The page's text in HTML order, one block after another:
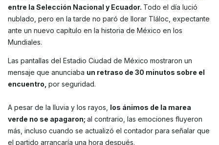
entre la Selección Nacional y Ecuador. Todo el día lució
nublado, pero en la tarde no paró de llorar Tláloc, expectante
ante un nuevo capítulo en la historia de México en los
Mundiales.
Las pantallas del Estadio Ciudad de México mostraron un
mensaje que anunciaba un retraso de 30 minutos sobre el
encuentro, por seguridad.
A pesar de la lluvia y los rayos, los ánimos de la marea
verde no se apagaron; al contrario, las emociones fluyeron
más, incluso cuando se actualizó el contador para señalar que
el partido arrancaría una hora después.